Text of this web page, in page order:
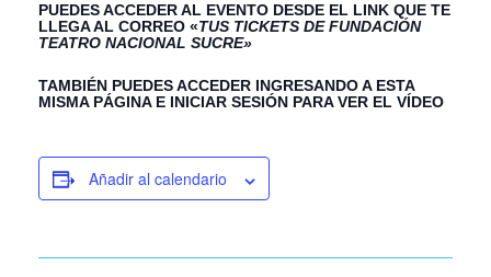
PUEDES ACCEDER AL EVENTO DESDE EL LINK QUE TE
LLEGA AL CORREO «TUS TICKETS DE FUNDACIÓN
TEATRO NACIONAL SUCRE»
TAMBIÉN PUEDES ACCEDER INGRESANDO A ESTA
MISMA PÁGINA E INICIAR SESIÓN PARA VER EL VÍDEO
Añadir al calendario